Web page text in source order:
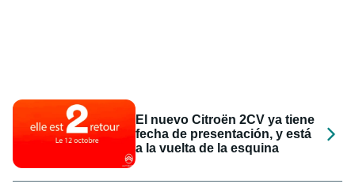
El nuevo Citroën 2CV ya tiene
fecha de presentación, y está
a la vuelta de la esquina